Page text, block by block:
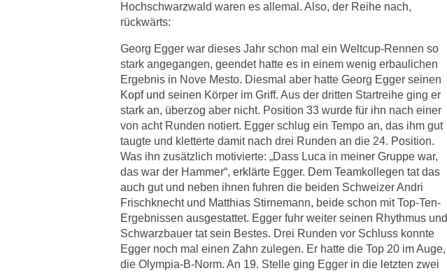
Hochschwarzwald waren es allemal. Also, der Reihe nach,
rückwärts:
Georg Egger war dieses Jahr schon mal ein Weltcup-Rennen so
stark angegangen, geendet hatte es in einem wenig erbaulichen
Ergebnis in Nove Mesto. Diesmal aber hatte Georg Egger seinen
Kopf und seinen Körper im Griff. Aus der dritten Startreihe ging er
stark an, überzog aber nicht. Position 33 wurde für ihn nach einer
von acht Runden notiert. Egger schlug ein Tempo an, das ihm gut
taugte und kletterte damit nach drei Runden an die 24. Position.
Was ihn zusätzlich motivierte: „Dass Luca in meiner Gruppe war,
das war der Hammer“, erklärte Egger. Dem Teamkollegen tat das
auch gut und neben ihnen fuhren die beiden Schweizer Andri
Frischknecht und Matthias Stirnemann, beide schon mit Top-Ten-
Ergebnissen ausgestattet. Egger fuhr weiter seinen Rhythmus und
Schwarzbauer tat sein Bestes. Drei Runden vor Schluss konnte
Egger noch mal einen Zahn zulegen. Er hatte die Top 20 im Auge,
die Olympia-B-Norm. An 19. Stelle ging Egger in die letzten zwei